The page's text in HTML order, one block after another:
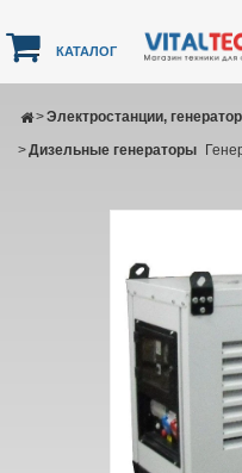
КАТАЛОГ
Электростанции,
>
Дизельные генераторы
>